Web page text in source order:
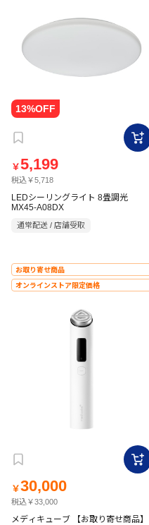
￥5,199
税込￥5,718
LEDシーリングライト 8畳調光
MX45-A08DX
通常配送 / 店舗受取
お取り寄せ商品
オンラインストア限定価格
￥30,000
税込￥33,000
メディキューブ 【お取り寄せ商品】